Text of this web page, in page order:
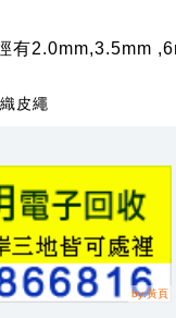
有2.0mm,3.5mm
皮繩